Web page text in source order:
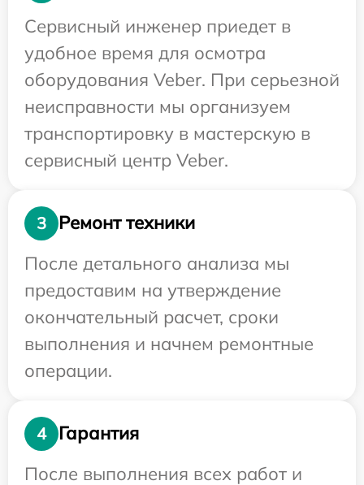
Сервисный инженер приедет в
удобное время для осмотра
оборудования Veber. При серьезной
неисправности мы организуем
транспортировку в мастерскую в
сервисный центр Veber.
3
Ремонт техники
После детального анализа мы
предоставим на утверждение
окончательный расчет, сроки
выполнения и начнем ремонтные
операции.
4
Гарантия
После выполнения всех работ и